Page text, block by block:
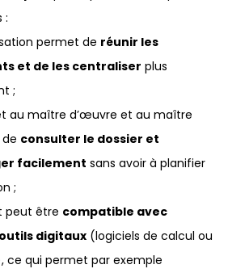
:
permet de réunir les
et de les centraliser plus
;
au maître d’œuvre et au maître
de consulter le dossier et
facilement sans avoir à planifier
;
peut être compatible avec
digitaux (logiciels de calcul ou
ce qui permet par exemple